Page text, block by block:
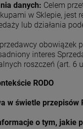
na
BURKO
100cm²
danych: Celem
w Sklepie, jest
lub działania
obowiązek
interes
roszczeń (art. 6
RODO
w świetle przepisów
o tym, jakie